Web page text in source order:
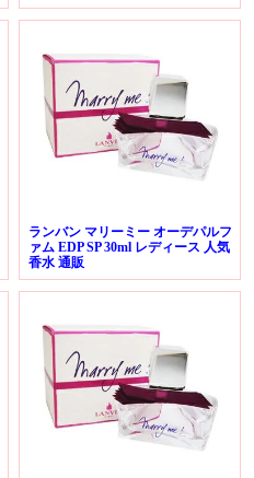
ランバン マリーミー オーデパルフ
ァム EDP SP 30ml レディース 人気
香水 通販